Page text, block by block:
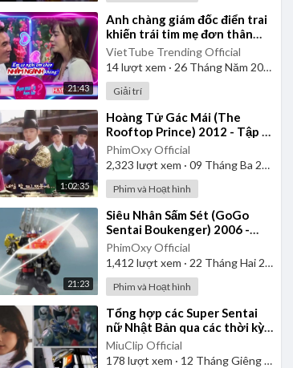
21:43
⁣Anh chàng giám đốc điển trai
khiến trái tim mẹ đơn thân
rung động | Bạn Muốn Hẹn Hò
VietTube Trending Official
14lượt xem · 26 Tháng Năm 2026
Giải trí
1:02:35
⁣Hoàng Tử Gác Mái (The
Rooftop Prince) 2012 - Tập 1
| Lồng Tiếng
PhimOxy Official
2,323 lượt xem · 09 Tháng Ba 2025
Phim và Hoạt hình
21:23
⁣Siêu Nhân Sấm Sét (GoGo
Sentai Boukenger) 2006 -
Tập 2 | Thuyết Minh
PhimOxy Official
1,412 lượt xem · 22 Tháng Hai 2025
Phim và Hoạt hình
⁣Tổng hợp các Super Sentai
nữ Nhật Bản qua các thời kỳ
từ 1975-2013
MiuClip Official
178 lượt xem · 12 Tháng Giêng 2025